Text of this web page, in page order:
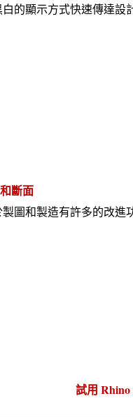
白的顯示方式快速傳達設
斷面
製圖和製造有許多的改進
試用 Rhino